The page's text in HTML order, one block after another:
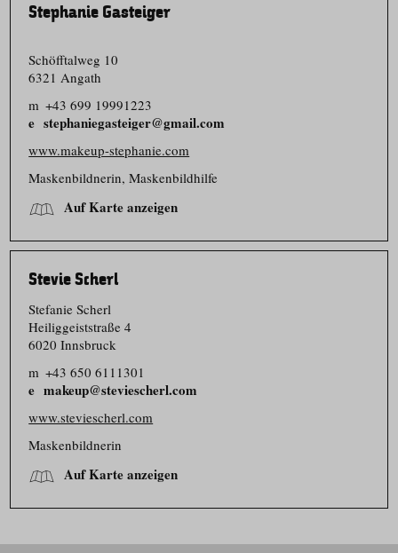
Stephanie Gasteiger
Schöfftalweg 10
6321 Angath
m +43 699 19991223
stephaniegasteiger@gmail.com
www.makeup-stephanie.com
Maskenbildnerin, Maskenbildhilfe
Auf Karte anzeigen
Stevie Scherl
Stefanie Scherl
Heiliggeiststraße 4
6020 Innsbruck
m +43 650 6111301
makeup@steviescherl.com
www.steviescherl.com
Maskenbildnerin
Auf Karte anzeigen